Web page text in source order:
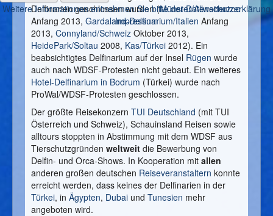
Delfinarien geschlossen wurden (Münster/Allwetterzoo
Anfang 2013, Gardaland-Delfinarium/Italien Anfang
2013, Connyland/Schweiz Oktober 2013,
HeidePark/Soltau 2008, Kas/Türkei 2012). Ein
beabsichtigtes Delfinarium auf der Insel Rügen wurde
auch nach WDSF-Protesten nicht gebaut. Ein weiteres
Hotel-Delfinarium in Bodrum (Türkei) wurde nach
ProWal/WDSF-Protesten geschlossen.
Der größte Reisekonzern TUI Deutschland (mit TUI
Österreich und Schweiz), Schauinsland Reisen sowie
alltours stoppten in Abstimmung mit dem WDSF aus
Tierschutzgründen weltweit die Bewerbung von
Delfin- und Orca-Shows. In Kooperation mit allen
anderen großen deutschen Reiseveranstaltern konnte
erreicht werden, dass keines der Delfinarien in der
Türkei, in Ägypten, Dubai und Tunesien mehr
angeboten wird.
Weitere Informationen entnehmen Sie bitte der Datenschutzerklärung
Impressum